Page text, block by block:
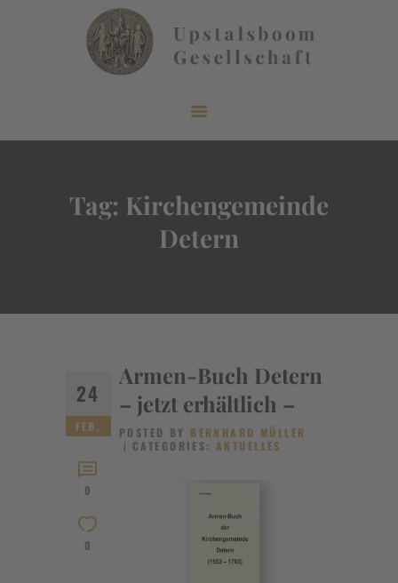
Tag: Kirchengemeinde
Detern
VERÖFFENTLICHUNGEN
INFORMIEREN
KONTAKT
24
FEB.
0
0
Armen-Buch Detern
– jetzt erhältlich –
POSTED BY BERNHARD MÜLLER
CATEGORIES: AKTUELLES